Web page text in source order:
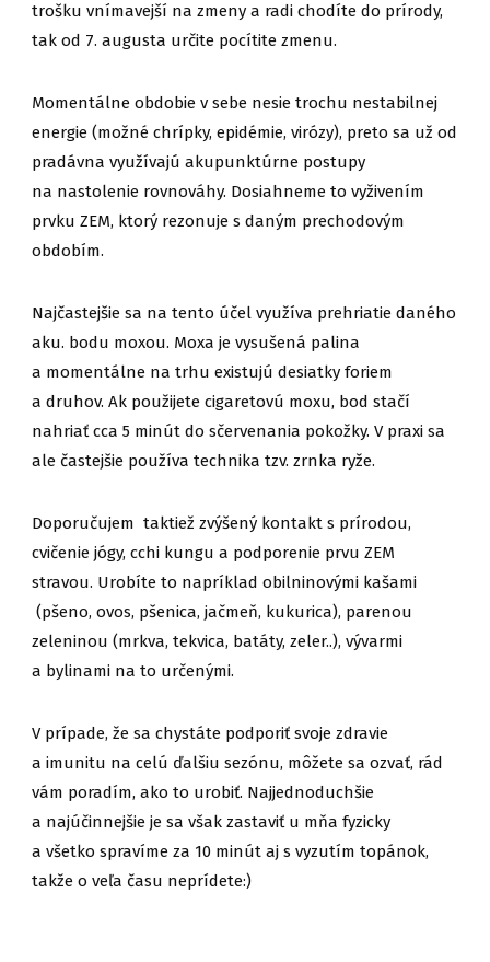
trošku vnímavejší na zmeny a radi chodíte do prírody,
tak od 7. augusta určite pocítite zmenu.
Momentálne obdobie v sebe nesie trochu nestabilnej
energie (možné chrípky, epidémie, virózy), preto sa už od
pradávna využívajú akupunktúrne postupy
na nastolenie rovnováhy. Dosiahneme to vyživením
prvku ZEM, ktorý rezonuje s daným prechodovým
obdobím.
Najčastejšie sa na tento účel využíva prehriatie daného
aku. bodu moxou. Moxa je vysušená palina
a momentálne na trhu existujú desiatky foriem
a druhov. Ak použijete cigaretovú moxu, bod stačí
nahriať cca 5 minút do sčervenania pokožky. V praxi sa
ale častejšie používa technika tzv. zrnka ryže.
Doporučujem taktiež zvýšený kontakt s prírodou,
cvičenie jógy, cchi kungu a podporenie prvu ZEM
stravou. Urobíte to napríklad obilninovými kašami
(pšeno, ovos, pšenica, jačmeň, kukurica), parenou
zeleninou (mrkva, tekvica, batáty, zeler..), vývarmi
a bylinami na to určenými.
V prípade, že sa chystáte podporiť svoje zdravie
a imunitu na celú ďalšiu sezónu, môžete sa ozvať, rád
vám poradím, ako to urobiť. Najjednoduchšie
a najúčinnejšie je sa však zastaviť u mňa fyzicky
a všetko spravíme za 10 minút aj s vyzutím topánok,
takže o veľa času neprídete:)